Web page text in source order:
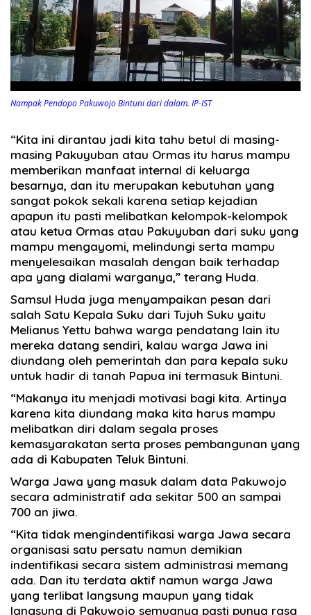
Nampak Pendopo Pakuwojo Bintuni dari dalam. IP-IST
“Kita ini dirantau jadi kita tahu betul di masing-
masing Pakuyuban atau Ormas itu harus mampu
memberikan manfaat internal di keluarga
besarnya, dan itu merupakan kebutuhan yang
sangat pokok sekali karena setiap kejadian
apapun itu pasti melibatkan kelompok-kelompok
atau ketua Ormas atau Pakuyuban dari suku yang
mampu mengayomi, melindungi serta mampu
menyelesaikan masalah dengan baik terhadap
apa yang dialami warganya,” terang Huda.
Samsul Huda juga menyampaikan pesan dari
salah Satu Kepala Suku dari Tujuh Suku yaitu
Melianus Yettu bahwa warga pendatang lain itu
mereka datang sendiri, kalau warga Jawa ini
diundang oleh pemerintah dan para kepala suku
untuk hadir di tanah Papua ini termasuk Bintuni.
“Makanya itu menjadi motivasi bagi kita. Artinya
karena kita diundang maka kita harus mampu
melibatkan diri dalam segala proses
kemasyarakatan serta proses pembangunan yang
ada di Kabupaten Teluk Bintuni.
Warga Jawa yang masuk dalam data Pakuwojo
secara administratif ada sekitar 500 an sampai
700 an jiwa.
“Kita tidak mengindentifikasi warga Jawa secara
organisasi satu persatu namun demikian
indentifikasi secara sistem administrasi memang
ada. Dan itu terdata aktif namun warga Jawa
yang terlibat langsung maupun yang tidak
langsung di Pakuwojo semuanya pasti punya rasa